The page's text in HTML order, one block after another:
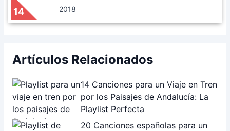
14
2018
Artículos Relacionados
14 Canciones para un Viaje en Tren
por los Paisajes de Andalucía: La
Playlist Perfecta
20 Canciones españolas para un